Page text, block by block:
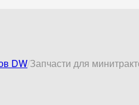
DW Запчасти для